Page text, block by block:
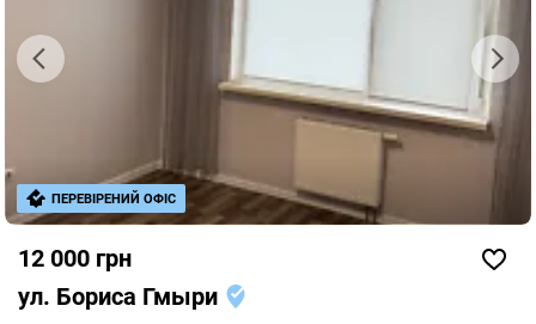
12 000 грн
ул. Бориса Гмыри
ПЕРЕВІРЕНИЙ ОФІС